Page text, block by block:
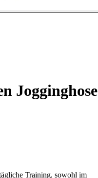
Jogginghose
Training, sowohl im